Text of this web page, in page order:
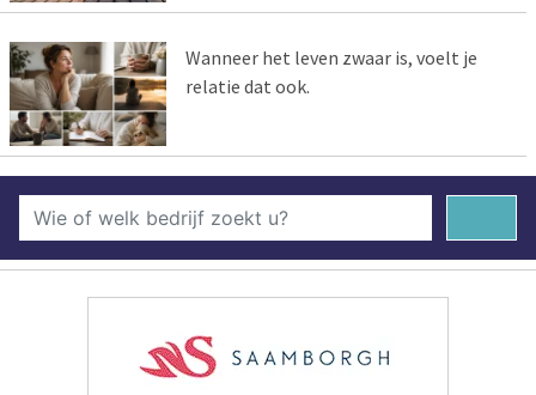
Wanneer het leven zwaar is, voelt je
relatie dat ook.